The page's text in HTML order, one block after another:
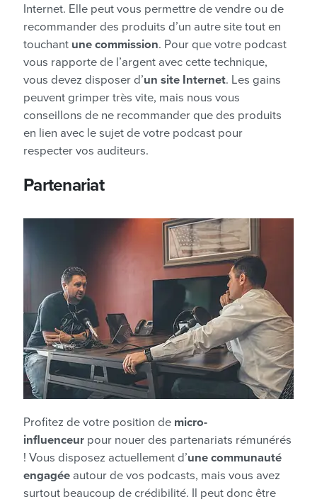
Internet. Elle peut vous permettre de vendre ou de
recommander des produits d’un autre site tout en
touchant une commission. Pour que votre podcast
vous rapporte de l’argent avec cette technique,
vous devez disposer d’un site Internet. Les gains
peuvent grimper très vite, mais nous vous
conseillons de ne recommander que des produits
en lien avec le sujet de votre podcast pour
respecter vos auditeurs.
Partenariat
Profitez de votre position de micro-
influenceur pour nouer des partenariats rémunérés
! Vous disposez actuellement d’une communauté
engagée autour de vos podcasts, mais vous avez
surtout beaucoup de crédibilité. Il peut donc être